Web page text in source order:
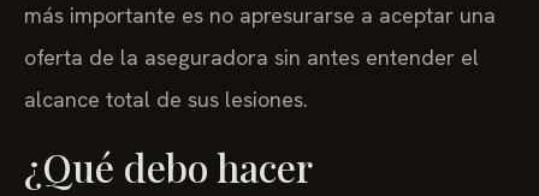
más importante es no apresurarse a aceptar una
oferta de la aseguradora sin antes entender el
alcance total de sus lesiones.
¿Qué debo hacer